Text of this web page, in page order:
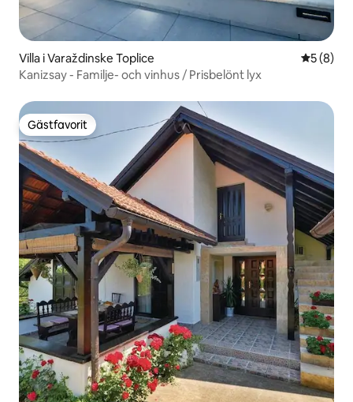
Villa i Varaždinske Toplice 5 av 5 i
5 (8)
Kanizsay - Familje- och vinhus / Prisbelönt lyx
Gästfavorit
Gästfavorit